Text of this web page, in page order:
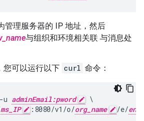
管理服务器的 IP 地址，然后
与组织和环境相关联 与消息处
您可以运行以下 curl 命令：
adminEmail:pword
\
ms_IP :8080/v1/o/org_name /e/